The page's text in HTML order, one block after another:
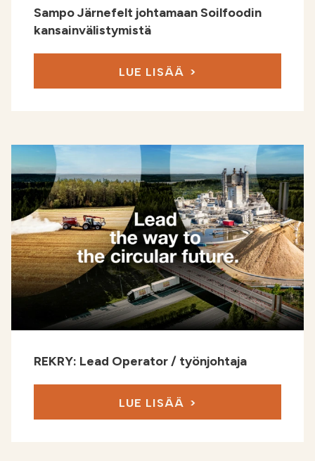
Sampo Järnefelt johtamaan Soilfoodin
kansainvälistymistä
LUE LISÄÄ
REKRY: Lead Operator / työnjohtaja
LUE LISÄÄ